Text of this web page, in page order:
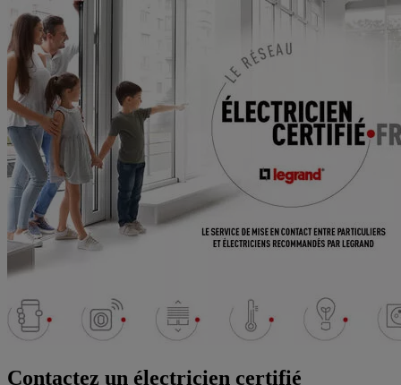
Contactez un électricien certifié